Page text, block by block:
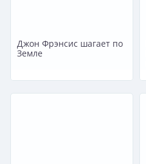
Джон Фрэнсис шагает по
Земле